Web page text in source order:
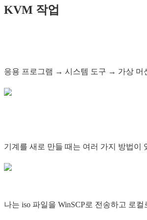
KVM 작업
응용 프로그램 → 시스템 도구 → 가상 머
기계를 새로 만들 때는 여러 가지 방법이
나는 iso 파일을 WinSCP로 전송하고 로